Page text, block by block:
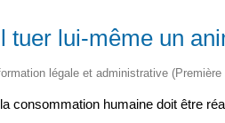
tuer lui-même un
légale et administrative (Première
consommation humaine doit être